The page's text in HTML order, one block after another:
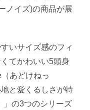
ノイズ)の商品が展
いサイズ感のフィ
てかわいい5頭身
あどけねっ
と愛くるしさが特
」の3つのシリーズ